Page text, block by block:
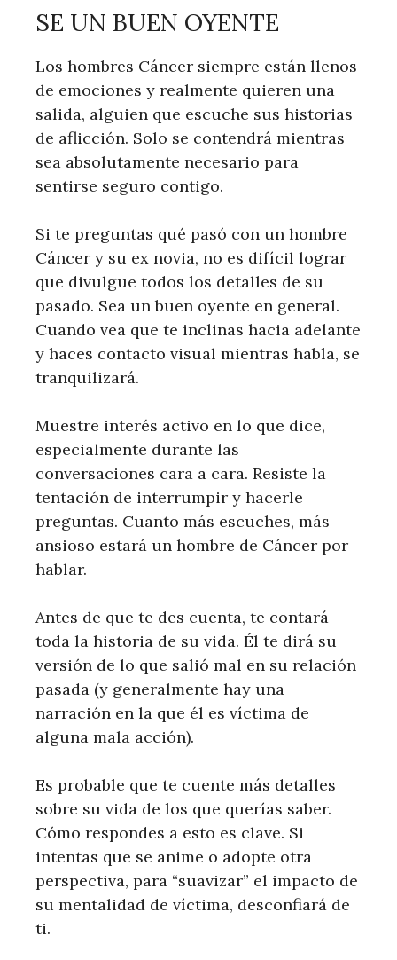
SE UN BUEN OYENTE
Los hombres Cáncer siempre están llenos
de emociones y realmente quieren una
salida, alguien que escuche sus historias
de aflicción. Solo se contendrá mientras
sea absolutamente necesario para
sentirse seguro contigo.
Si te preguntas qué pasó con un hombre
Cáncer y su ex novia, no es difícil lograr
que divulgue todos los detalles de su
pasado. Sea un buen oyente en general.
Cuando vea que te inclinas hacia adelante
y haces contacto visual mientras habla, se
tranquilizará.
Muestre interés activo en lo que dice,
especialmente durante las
conversaciones cara a cara. Resiste la
tentación de interrumpir y hacerle
preguntas. Cuanto más escuches, más
ansioso estará un hombre de Cáncer por
hablar.
Antes de que te des cuenta, te contará
toda la historia de su vida. Él te dirá su
versión de lo que salió mal en su relación
pasada (y generalmente hay una
narración en la que él es víctima de
alguna mala acción).
Es probable que te cuente más detalles
sobre su vida de los que querías saber.
Cómo respondes a esto es clave. Si
intentas que se anime o adopte otra
perspectiva, para “suavizar” el impacto de
su mentalidad de víctima, desconfiará de
ti.